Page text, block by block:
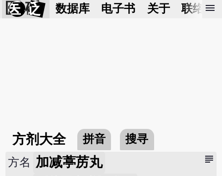
医 砭 数据库 电子书 关于 联络我
menu
方剂大全 拼音 搜寻
subject
方名 加减葶苈丸